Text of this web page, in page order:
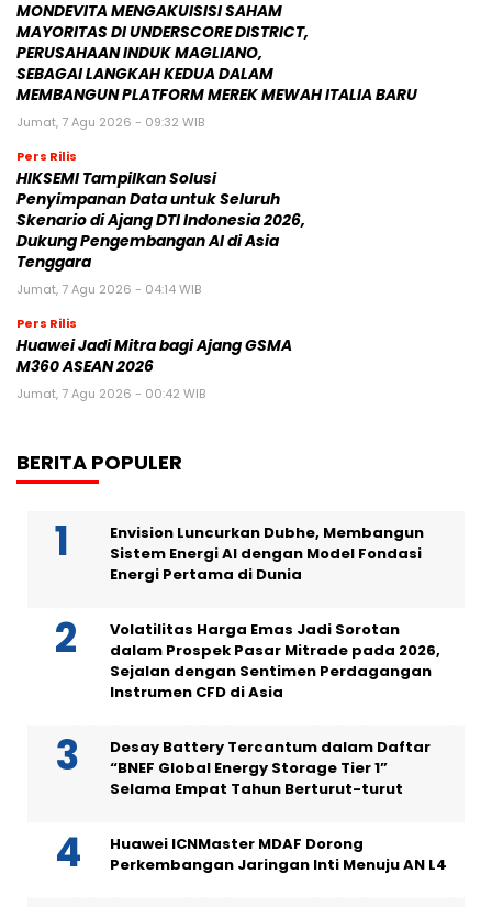
MONDEVITA MENGAKUISISI SAHAM
MAYORITAS DI UNDERSCORE DISTRICT,
PERUSAHAAN INDUK MAGLIANO,
SEBAGAI LANGKAH KEDUA DALAM
MEMBANGUN PLATFORM MEREK MEWAH ITALIA BARU
Jumat, 7 Agu 2026 - 09:32 WIB
Pers Rilis
HIKSEMI Tampilkan Solusi
Penyimpanan Data untuk Seluruh
Skenario di Ajang DTI Indonesia 2026,
Dukung Pengembangan AI di Asia
Tenggara
Jumat, 7 Agu 2026 - 04:14 WIB
Pers Rilis
Huawei Jadi Mitra bagi Ajang GSMA
M360 ASEAN 2026
Jumat, 7 Agu 2026 - 00:42 WIB
BERITA POPULER
Envision Luncurkan Dubhe, Membangun
Sistem Energi AI dengan Model Fondasi
Energi Pertama di Dunia
Volatilitas Harga Emas Jadi Sorotan
dalam Prospek Pasar Mitrade pada 2026,
Sejalan dengan Sentimen Perdagangan
Instrumen CFD di Asia
Desay Battery Tercantum dalam Daftar
“BNEF Global Energy Storage Tier 1”
Selama Empat Tahun Berturut-turut
Huawei ICNMaster MDAF Dorong
Perkembangan Jaringan Inti Menuju AN L4